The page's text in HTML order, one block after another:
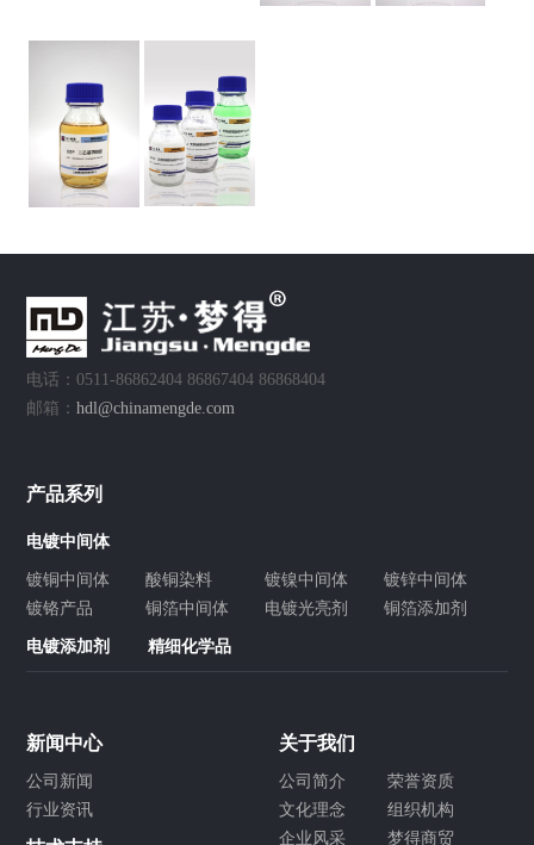
电话：0511-86862404 86867404 86868404
邮箱：hdl@chinamengde.com
产品系列
电镀中间体
镀铜中间体 酸铜染料 镀镍中间体
镀锌中间体
镀铬产品
铜箔中间体 电镀光亮剂 铜箔添加剂
电镀添加剂 精细化学品
新闻中心
公司新闻
行业资讯
关于我们
公司简介
荣誉资质
文化理念
组织机构
企业风采
梦得商贸